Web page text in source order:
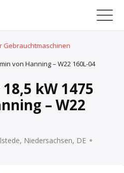
Gebrauchtmaschinen
von Hanning – W22 160L-04
kW 1475
– W22
Niedersachsen, DE